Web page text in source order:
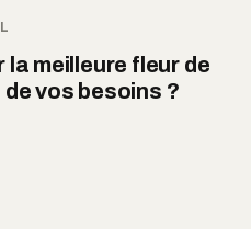
la meilleure fleur de
vos besoins ?